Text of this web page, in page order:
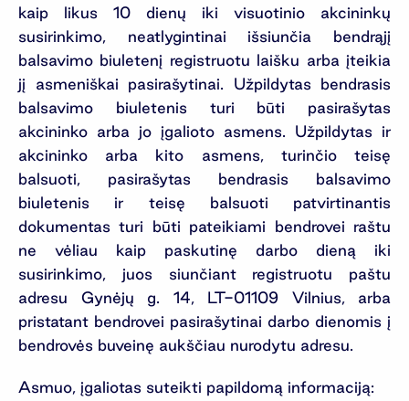
kaip likus 10 dienų iki visuotinio akcininkų
susirinkimo, neatlygintinai išsiunčia bendrąjį
balsavimo biuletenį registruotu laišku arba įteikia
jį asmeniškai pasirašytinai. Užpildytas bendrasis
balsavimo biuletenis turi būti pasirašytas
akcininko arba jo įgalioto asmens. Užpildytas ir
akcininko arba kito asmens, turinčio teisę
balsuoti, pasirašytas bendrasis balsavimo
biuletenis ir teisę balsuoti patvirtinantis
dokumentas turi būti pateikiami bendrovei raštu
ne vėliau kaip paskutinę darbo dieną iki
susirinkimo, juos siunčiant registruotu paštu
adresu Gynėjų g. 14, LT-01109 Vilnius, arba
pristatant bendrovei pasirašytinai darbo dienomis į
bendrovės buveinę aukščiau nurodytu adresu.
Asmuo, įgaliotas suteikti papildomą informaciją: